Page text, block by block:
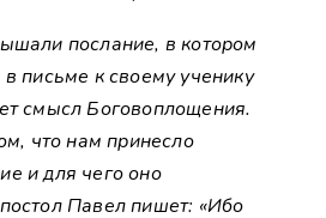
послание, в котором
письме к своему ученику
смысл Боговоплощения.
что нам принесло
и для чего оно
Павел пишет: «Ибо